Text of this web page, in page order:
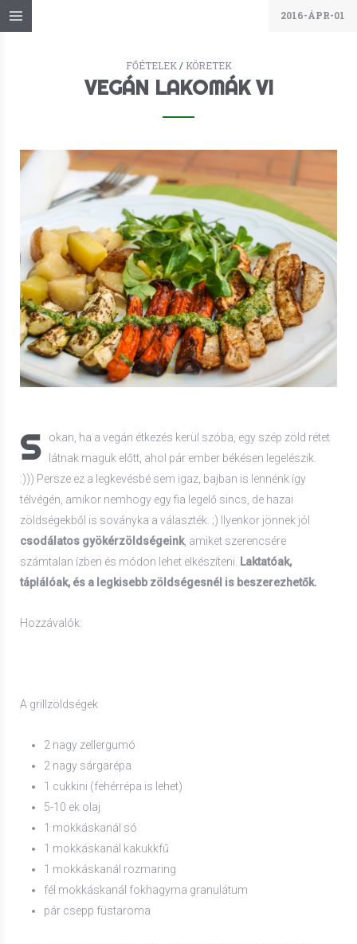
2016-ÁPR-01
FŐÉTELEK/ KÖRETEK
VEGÁN LAKOMÁK VI
S
okan, ha a vegán étkezés kerül szóba, egy szép zöld rétet
látnak maguk előtt, ahol pár ember békésen legelészik.
:))) Persze ez a legkevésbé sem igaz, bajban is lennénk így
télvégén, amikor nemhogy egy fia legelő sincs, de hazai
zöldségekből is soványka a választék. ;) Ilyenkor jönnek jól
csodálatos gyökérzöldségeink, amiket szerencsére
számtalan ízben és módon lehet elkészíteni. Laktatóak,
táplálóak, és a legkisebb zöldségesnél is beszerezhetők.
Hozzávalók:
A grillzöldségek
2 nagy zellergumó
2 nagy sárgarépa
1 cukkini (fehérrépa is lehet)
5-10 ek olaj
1 mokkáskanál só
1 mokkáskanál kakukkfű
1 mokkáskanál rozmaring
fél mokkáskanál fokhagyma granulátum
pár csepp füstaroma